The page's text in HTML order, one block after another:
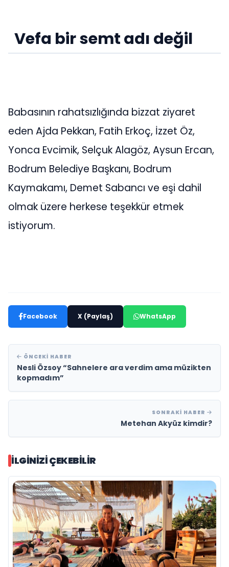
Vefa bir semt adı değil
Babasının rahatsızlığında bizzat ziyaret
eden Ajda Pekkan, Fatih Erkoç, İzzet Öz,
Yonca Evcimik, Selçuk Alagöz, Aysun Ercan,
Bodrum Belediye Başkanı, Bodrum
Kaymakamı, Demet Sabancı ve eşi dahil
olmak üzere herkese teşekkür etmek
istiyorum.
Facebook X (Paylaş) WhatsApp
ÖNCEKI HABER
Nesli Özsoy “Sahnelere ara verdim ama müzikten
kopmadım”
SONRAKI HABER
Metehan Akyüz kimdir?
İLGINIZI ÇEKEBILIR